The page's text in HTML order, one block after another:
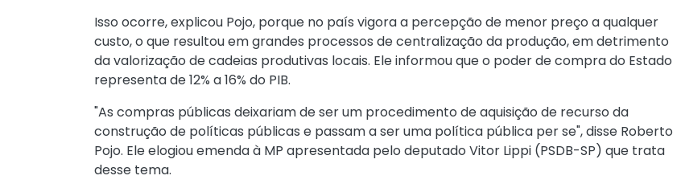
Isso ocorre, explicou Pojo, porque no país vigora a percepção de menor preço a qualquer
custo, o que resultou em grandes processos de centralização da produção, em detrimento
da valorização de cadeias produtivas locais. Ele informou que o poder de compra do Estado
representa de 12% a 16% do PIB.
"As compras públicas deixariam de ser um procedimento de aquisição de recurso da
construção de políticas públicas e passam a ser uma política pública per se", disse Roberto
Pojo. Ele elogiou emenda à MP apresentada pelo deputado Vitor Lippi (PSDB-SP) que trata
desse tema.